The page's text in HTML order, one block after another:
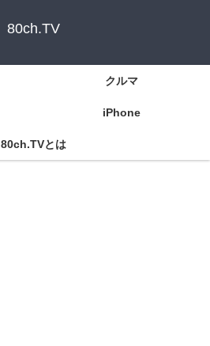
80ch.TV
クルマ
iPhone
80ch.TVとは